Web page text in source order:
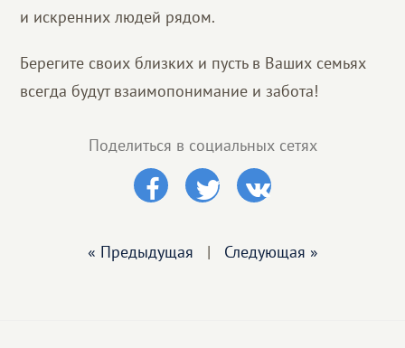
и искренних людей рядом.
Берегите своих близких и пусть в Ваших семьях
всегда будут взаимопонимание и забота!
Поделиться в социальных сетях
« Предыдущая | Следующая »